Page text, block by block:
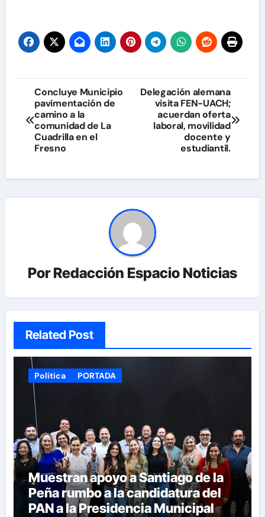
Navegación
de
entradas
Concluye Municipio
pavimentación de
camino a la
comunidad de La
Cuadrilla en el
Fresno
Delegación alemana
visita FEN-UACH;
acuerdan oferta
laboral, movilidad
docente y
estudiantil.
PorRedacción Espacio Noticias
Related Post
Política PORTADA
Muestran apoyo a Santiago de la
Peña rumbo a la candidatura del
PAN a la Presidencia Municipal